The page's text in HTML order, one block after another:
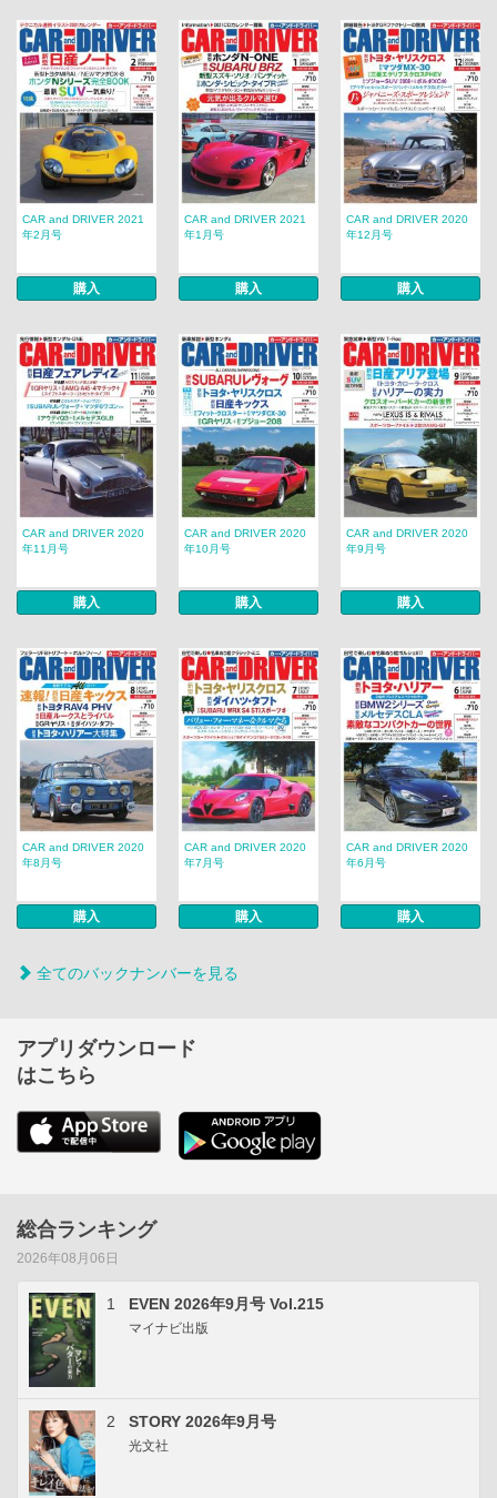
CAR and DRIVER 2021
年2月号
購入
CAR and DRIVER 2021
年1月号
購入
CAR and DRIVER 2020
年12月号
購入
CAR and DRIVER 2020
年11月号
購入
CAR and DRIVER 2020
年10月号
購入
CAR and DRIVER 2020
年9月号
購入
CAR and DRIVER 2020
年8月号
購入
CAR and DRIVER 2020
年7月号
購入
CAR and DRIVER 2020
年6月号
購入
全てのバックナンバーを見る
アプリダウンロード
はこちら
総合ランキング
2026年08月06日
1 EVEN 2026年9月号 Vol.215
マイナビ出版
2 STORY 2026年9月号
光文社